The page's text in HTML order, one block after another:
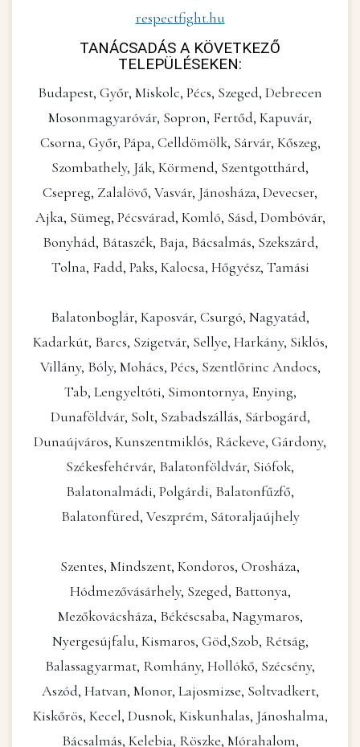
respectfight.hu
TANÁCSADÁS A KÖVETKEZŐ
TELEPÜLÉSEKEN:
Budapest, Győr, Miskolc, Pécs, Szeged, Debrecen
Mosonmagyaróvár, Sopron, Fertőd, Kapuvár,
Csorna, Győr, Pápa, Celldömölk, Sárvár, Kőszeg,
Szombathely, Ják, Körmend, Szentgotthárd,
Csepreg, Zalalövő, Vasvár, Jánosháza, Devecser,
Ajka, Sümeg, Pécsvárad, Komló, Sásd, Dombóvár,
Bonyhád, Bátaszék, Baja, Bácsalmás, Szekszárd,
Tolna, Fadd, Paks, Kalocsa, Hőgyész, Tamási
Balatonboglár, Kaposvár, Csurgó, Nagyatád,
Kadarkút, Barcs, Szigetvár, Sellye, Harkány, Siklós,
Villány, Bóly, Mohács, Pécs, Szentlőrinc Andocs,
Tab, Lengyeltóti, Simontornya, Enying,
Dunaföldvár, Solt, Szabadszállás, Sárbogárd,
Dunaújváros, Kunszentmiklós, Ráckeve, Gárdony,
Székesfehérvár, Balatonföldvár, Siófok,
Balatonalmádi, Polgárdi, Balatonfűzfő,
Balatonfüred, Veszprém, Sátoraljaújhely
Szentes, Mindszent, Kondoros, Orosháza,
Hódmezővásárhely, Szeged, Battonya,
Mezőkovácsháza, Békéscsaba, Nagymaros,
Nyergesújfalu, Kismaros, Göd,Szob, Rétság,
Balassagyarmat, Romhány, Hollókő, Szécsény,
Aszód, Hatvan, Monor, Lajosmizse, Soltvadkert,
Kiskőrös, Kecel, Dusnok, Kiskunhalas, Jánoshalma,
Bácsalmás, Kelebia, Röszke, Mórahalom,